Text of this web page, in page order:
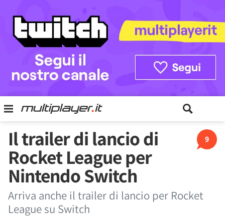
9
Il trailer di lancio di
Rocket League per
Nintendo Switch
Arriva anche il trailer di lancio per Rocket
League su Switch